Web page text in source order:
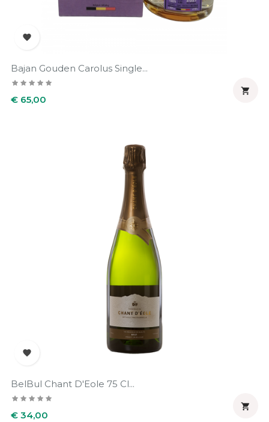

Bajan Gouden Carolus Single...
Prijs
€ 65,00


BelBul Chant D'Eole 75 Cl...
Prijs
€ 34,00
